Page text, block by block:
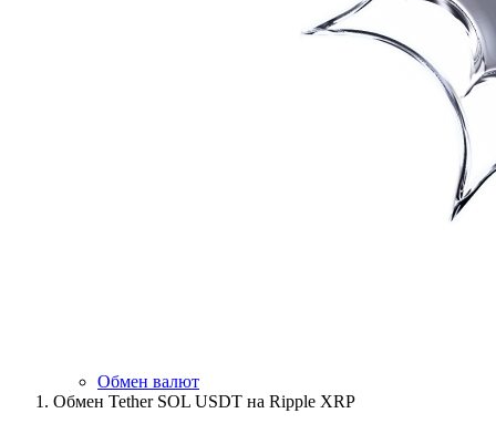
Обмен валют
Обмен Tether SOL USDT на Ripple XRP